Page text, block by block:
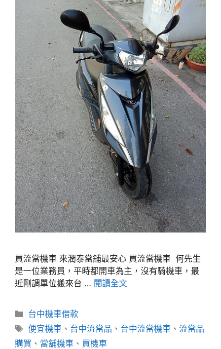
買流當機車 來潤泰當舖最安心 買流當機車 何先生
是一位業務員，平時都開車為主，沒有騎機車，最
近剛調單位搬來台 … 閱讀全文
分
類
台中機車借款
標
籤
便宜機車 、 台中流當品 、 台中流當機車 、 流當品
購買 、 當舖機車 、 買機車